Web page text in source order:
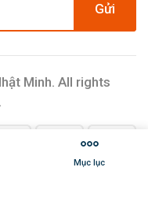
Mục lục
Gửi
Minh. All rights